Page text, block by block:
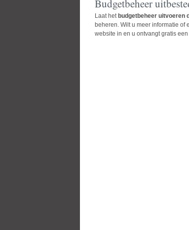
Budgetbeheer
Laat het budgetbeheer uitvoeren
beheren. Wilt u meer informatie of
website in en u ontvangt gratis